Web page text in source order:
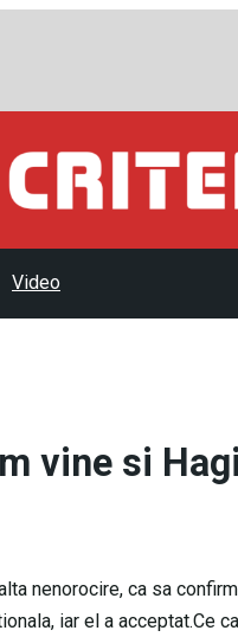
Video
vine si
nenorocire, ca sa
iar el a acceptat.Ce